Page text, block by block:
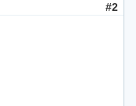
#2